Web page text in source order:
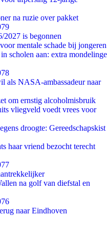
na ruzie over pakket
2027 is begonnen
mentale schade bij jongeren
scholen aan: extra mondelinge
als NASA-ambassadeur naar
om ernstig alcoholmisbruik
vliegveld voedt vrees voor
droogte: Gereedschapskist
haar vriend bezocht terecht
na golf van diefstal en
naar Eindhoven